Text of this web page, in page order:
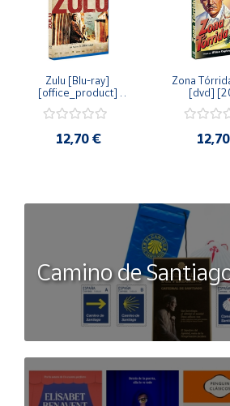
Zulu [Blu-ray]
[office_product]
12,70 €
Zona
[dvd]
Camino de